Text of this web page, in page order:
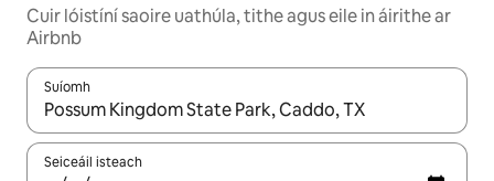
Cuir lóistíní saoire uathúla, tithe agus eile in áirithe ar
Airbnb
Suíomh
Nuair a bheidh torthaí ar fáil, déan nascleanúint le
Seiceáil isteach